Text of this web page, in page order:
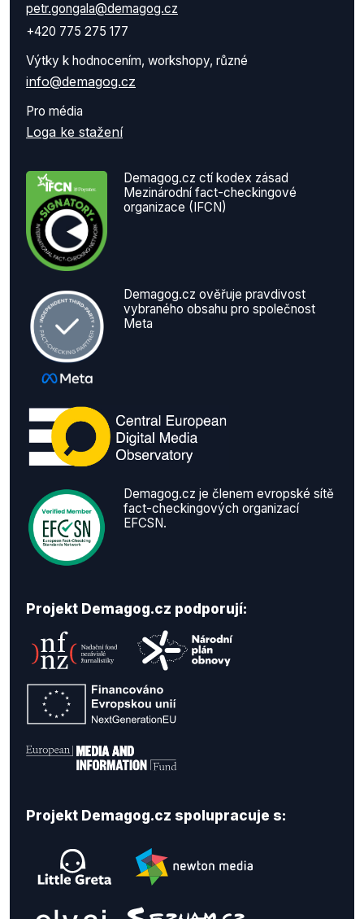
petr.gongala@demagog.cz
+420 775 275 177
Výtky k hodnocením, workshopy, různé
info@demagog.cz
Pro média
Loga ke stažení
Demagog.cz ctí kodex zásad
Mezinárodní fact-checkingové
organizace (IFCN)
Demagog.cz ověřuje pravdivost
vybraného obsahu pro společnost
Meta
Demagog.cz je členem evropské sítě
fact-checkingových organizací
EFCSN.
Projekt Demagog.cz podporují:
Projekt Demagog.cz spolupracuje s: